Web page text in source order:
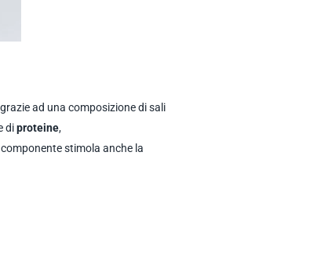
grazie ad una composizione di sali
diproteine,
stimola anche la